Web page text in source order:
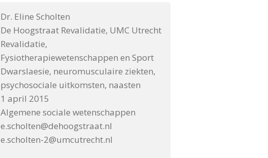
Dr. Eline Scholten
De Hoogstraat Revalidatie, UMC Utrecht
Revalidatie,
Fysiotherapiewetenschappen en Sport
Dwarslaesie, neuromusculaire ziekten,
psychosociale uitkomsten, naasten
1 april 2015
Algemene sociale wetenschappen
e.scholten@dehoogstraat.nl
e.scholten-2@umcutrecht.nl